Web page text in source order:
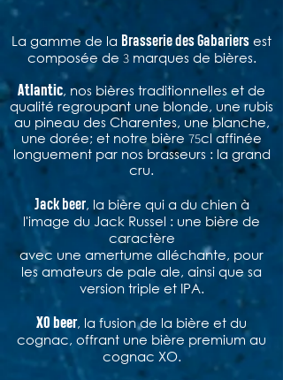
La gamme de la Brasserie des Gabariers est
composée de 3marques de bières.
Atlantic, nos bières traditionnelles et de
qualité regroupant une blonde, une rubis
au pineau des Charentes, une blanche,
une dorée; et notre bière 75cl affinée
longuement par nos brasseurs : la grand
cru.
Jack beer, la bière qui a du chien à
l'image du Jack Russel : une bière de
caractère
avec une amertume alléchante, pour
les amateurs de pale ale, ainsi que sa
version triple et IPA.
XO beer, la fusion de la bière et du
cognac, offrant une bière premium au
cognac XO.